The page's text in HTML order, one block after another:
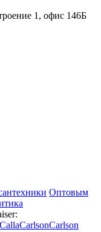
1, офис 146Б
Оптовым
CallaCarlsonCarlson